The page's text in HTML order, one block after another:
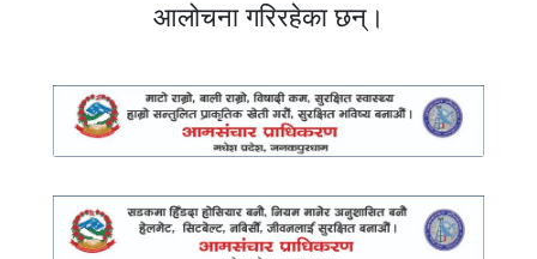
आलोचना गरिरहेका छन्।